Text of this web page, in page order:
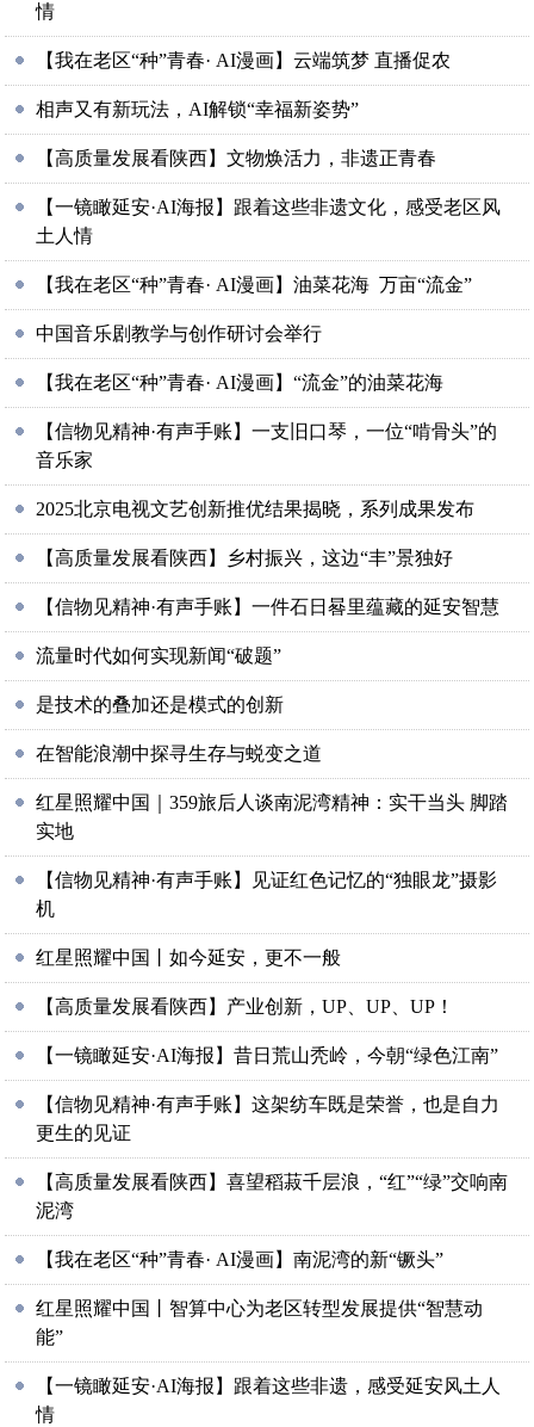
情
【我在老区“种”青春· AI漫画】云端筑梦 直播促农
相声又有新玩法，AI解锁“幸福新姿势”
【高质量发展看陕西】文物焕活力，非遗正青春
【一镜瞰延安·AI海报】跟着这些非遗文化，感受老区风
土人情
【我在老区“种”青春· AI漫画】油菜花海 万亩“流金”
中国音乐剧教学与创作研讨会举行
【我在老区“种”青春· AI漫画】“流金”的油菜花海
【信物见精神·有声手账】一支旧口琴，一位“啃骨头”的
音乐家
2025北京电视文艺创新推优结果揭晓，系列成果发布
【高质量发展看陕西】乡村振兴，这边“丰”景独好
【信物见精神·有声手账】一件石日晷里蕴藏的延安智慧
流量时代如何实现新闻“破题”
是技术的叠加还是模式的创新
在智能浪潮中探寻生存与蜕变之道
红星照耀中国｜359旅后人谈南泥湾精神：实干当头 脚踏
实地
【信物见精神·有声手账】见证红色记忆的“独眼龙”摄影
机
红星照耀中国丨如今延安，更不一般
【高质量发展看陕西】产业创新，UP、UP、UP！
【一镜瞰延安·AI海报】昔日荒山秃岭，今朝“绿色江南”
【信物见精神·有声手账】这架纺车既是荣誉，也是自力
更生的见证
【高质量发展看陕西】喜望稻菽千层浪，“红”“绿”交响南
泥湾
【我在老区“种”青春· AI漫画】南泥湾的新“镢头”
红星照耀中国丨智算中心为老区转型发展提供“智慧动
能”
【一镜瞰延安·AI海报】跟着这些非遗，感受延安风土人
情